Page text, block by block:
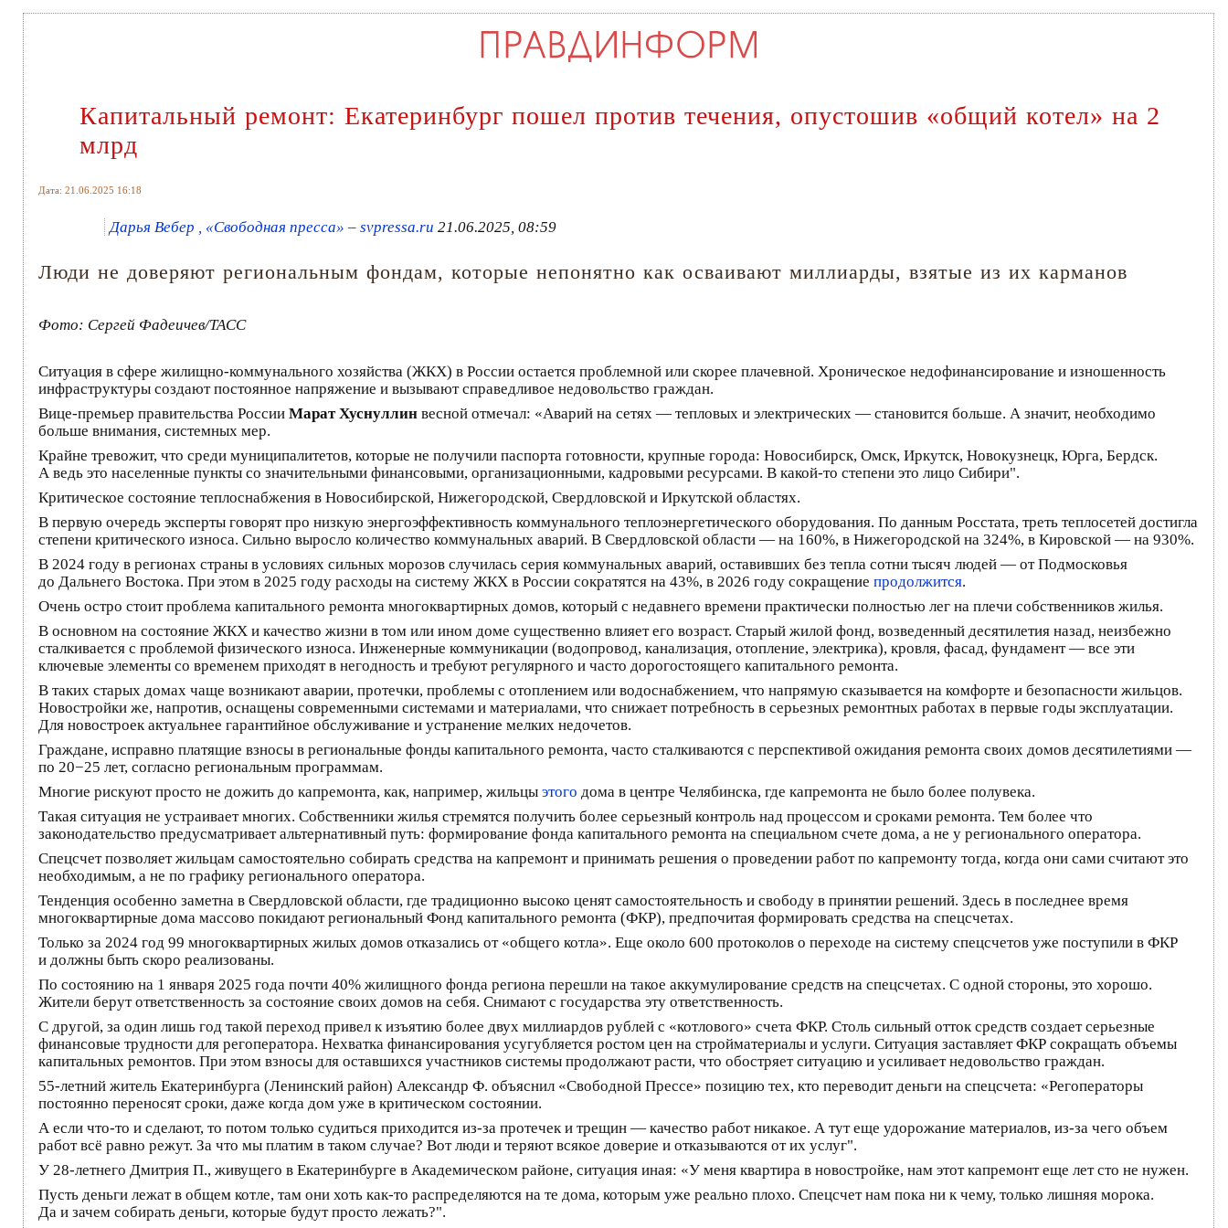
Капитальный ремонт: Екатеринбург пошел против течения, опустошив «общий котел» на 2
млрд
Дата: 21.06.2025 16:18
Дарья Вебер , «Свободная пресса» – svpressa.ru 21.06.2025, 08:59
Люди не доверяют региональным фондам, которые непонятно как осваивают миллиарды, взятые из их карманов
Фото: Сергей Фадеичев/ТАСС
Ситуация в сфере жилищно-коммунального хозяйства (ЖКХ) в России остается проблемной или скорее плачевной. Хроническое недофинансирование и изношенность
инфраструктуры создают постоянное напряжение и вызывают справедливое недовольство граждан.
Вице-премьер правительства России Марат Хуснуллин весной отмечал: «Аварий на сетях — тепловых и электрических — становится больше. А значит, необходимо
больше внимания, системных мер.
Крайне тревожит, что среди муниципалитетов, которые не получили паспорта готовности, крупные города: Новосибирск, Омск, Иркутск, Новокузнецк, Юрга, Бердск.
А ведь это населенные пункты со значительными финансовыми, организационными, кадровыми ресурсами. В какой-то степени это лицо Сибири".
Критическое состояние теплоснабжения в Новосибирской, Нижегородской, Свердловской и Иркутской областях.
В первую очередь эксперты говорят про низкую энергоэффективность коммунального теплоэнергетического оборудования. По данным Росстата, треть теплосетей достигла
степени критического износа. Сильно выросло количество коммунальных аварий. В Свердловской области — на 160%, в Нижегородской на 324%, в Кировской — на 930%.
В 2024 году в регионах страны в условиях сильных морозов случилась серия коммунальных аварий, оставивших без тепла сотни тысяч людей — от Подмосковья
до Дальнего Востока. При этом в 2025 году расходы на систему ЖКХ в России сократятся на 43%, в 2026 году сокращение продолжится.
Очень остро стоит проблема капитального ремонта многоквартирных домов, который с недавнего времени практически полностью лег на плечи собственников жилья.
В основном на состояние ЖКХ и качество жизни в том или ином доме существенно влияет его возраст. Старый жилой фонд, возведенный десятилетия назад, неизбежно
сталкивается с проблемой физического износа. Инженерные коммуникации (водопровод, канализация, отопление, электрика), кровля, фасад, фундамент — все эти
ключевые элементы со временем приходят в негодность и требуют регулярного и часто дорогостоящего капитального ремонта.
В таких старых домах чаще возникают аварии, протечки, проблемы с отоплением или водоснабжением, что напрямую сказывается на комфорте и безопасности жильцов.
Новостройки же, напротив, оснащены современными системами и материалами, что снижает потребность в серьезных ремонтных работах в первые годы эксплуатации.
Для новостроек актуальнее гарантийное обслуживание и устранение мелких недочетов.
Граждане, исправно платящие взносы в региональные фонды капитального ремонта, часто сталкиваются с перспективой ожидания ремонта своих домов десятилетиями —
по 20−25 лет, согласно региональным программам.
Многие рискуют просто не дожить до капремонта, как, например, жильцы этого дома в центре Челябинска, где капремонта не было более полувека.
Такая ситуация не устраивает многих. Собственники жилья стремятся получить более серьезный контроль над процессом и сроками ремонта. Тем более что
законодательство предусматривает альтернативный путь: формирование фонда капитального ремонта на специальном счете дома, а не у регионального оператора.
Спецсчет позволяет жильцам самостоятельно собирать средства на капремонт и принимать решения о проведении работ по капремонту тогда, когда они сами считают это
необходимым, а не по графику регионального оператора.
Тенденция особенно заметна в Свердловской области, где традиционно высоко ценят самостоятельность и свободу в принятии решений. Здесь в последнее время
многоквартирные дома массово покидают региональный Фонд капитального ремонта (ФКР), предпочитая формировать средства на спецсчетах.
Только за 2024 год 99 многоквартирных жилых домов отказались от «общего котла». Еще около 600 протоколов о переходе на систему спецсчетов уже поступили в ФКР
и должны быть скоро реализованы.
По состоянию на 1 января 2025 года почти 40% жилищного фонда региона перешли на такое аккумулирование средств на спецсчетах. С одной стороны, это хорошо.
Жители берут ответственность за состояние своих домов на себя. Снимают с государства эту ответственность.
С другой, за один лишь год такой переход привел к изъятию более двух миллиардов рублей с «котлового» счета ФКР. Столь сильный отток средств создает серьезные
финансовые трудности для регоператора. Нехватка финансирования усугубляется ростом цен на стройматериалы и услуги. Ситуация заставляет ФКР сокращать объемы
капитальных ремонтов. При этом взносы для оставшихся участников системы продолжают расти, что обостряет ситуацию и усиливает недовольство граждан.
55-летний житель Екатеринбурга (Ленинский район) Александр Ф. объяснил «Свободной Прессе» позицию тех, кто переводит деньги на спецсчета: «Регоператоры
постоянно переносят сроки, даже когда дом уже в критическом состоянии.
А если что-то и сделают, то потом только судиться приходится из-за протечек и трещин — качество работ никакое. А тут еще удорожание материалов, из-за чего объем
работ всё равно режут. За что мы платим в таком случае? Вот люди и теряют всякое доверие и отказываются от их услуг".
У 28-летнего Дмитрия П., живущего в Екатеринбурге в Академическом районе, ситуация иная: «У меня квартира в новостройке, нам этот капремонт еще лет сто не нужен.
Пусть деньги лежат в общем котле, там они хоть как-то распределяются на те дома, которым уже реально плохо. Спецсчет нам пока ни к чему, только лишняя морока.
Да и зачем собирать деньги, которые будут просто лежать?".